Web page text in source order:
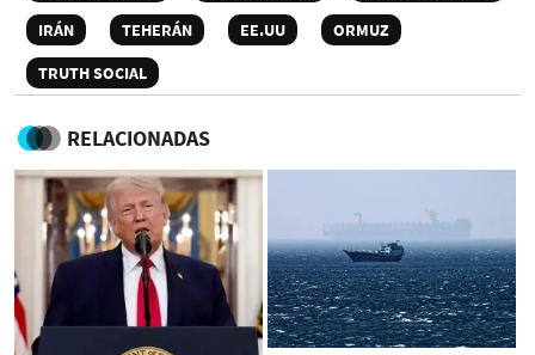
IRÁN
TEHERÁN EE.UU
ORMUZ
TRUTH SOCIAL
RELACIONADAS